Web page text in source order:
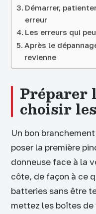
Démarrer,
erreur
Les erreurs qui
Après le
revienne
Préparer
choisir
Un bon
poser la première
donneuse face à la
côte, de façon à ce
batteries sans être
mettez les boîtes de